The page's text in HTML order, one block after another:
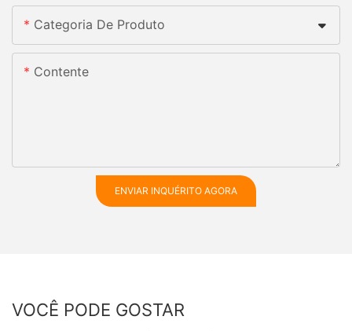
Categoria De Produto
Contente
ENVIAR INQUÉRITO AGORA
VOCÊ PODE GOSTAR